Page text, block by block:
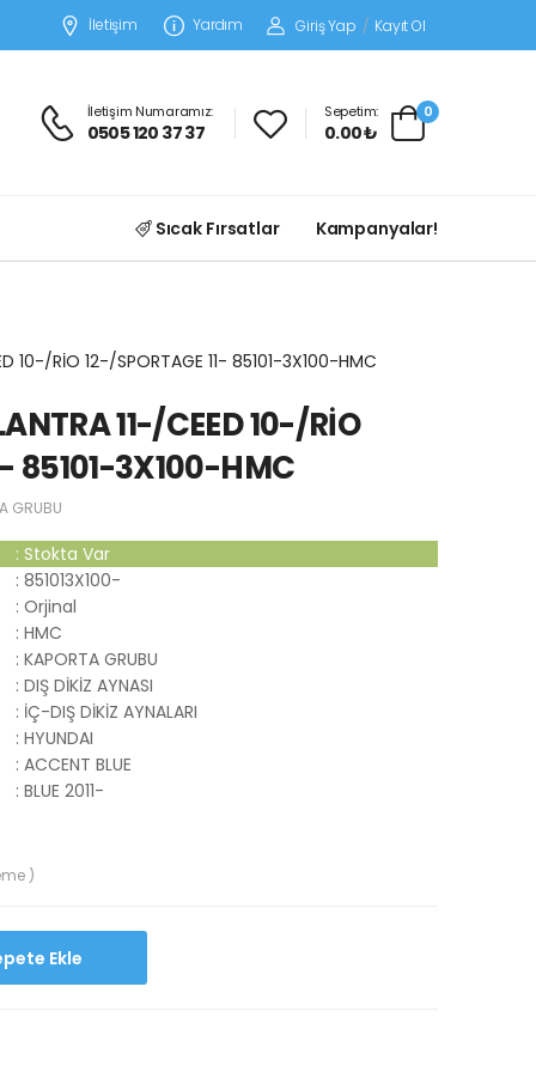
İletişim Yardım Giriş Yap / Kayıt Ol
İletişim Numaramız:
0505 120 37 37
Sepetim:
0.00 ₺
0
Sıcak Fırsatlar Kampanyalar!
10-/RİO 12-/SPORTAGE 11- 85101-3X100-HMC
11-/CEED 10-/RİO
85101-3X100-HMC
GRUBU
: Stokta Var
: 851013X100-
: Orjinal
: HMC
: KAPORTA GRUBU
: DIŞ DİKİZ AYNASI
: İÇ-DIŞ DİKİZ AYNALARI
: HYUNDAI
: ACCENT BLUE
: BLUE 2011-
)
Sepete Ekle